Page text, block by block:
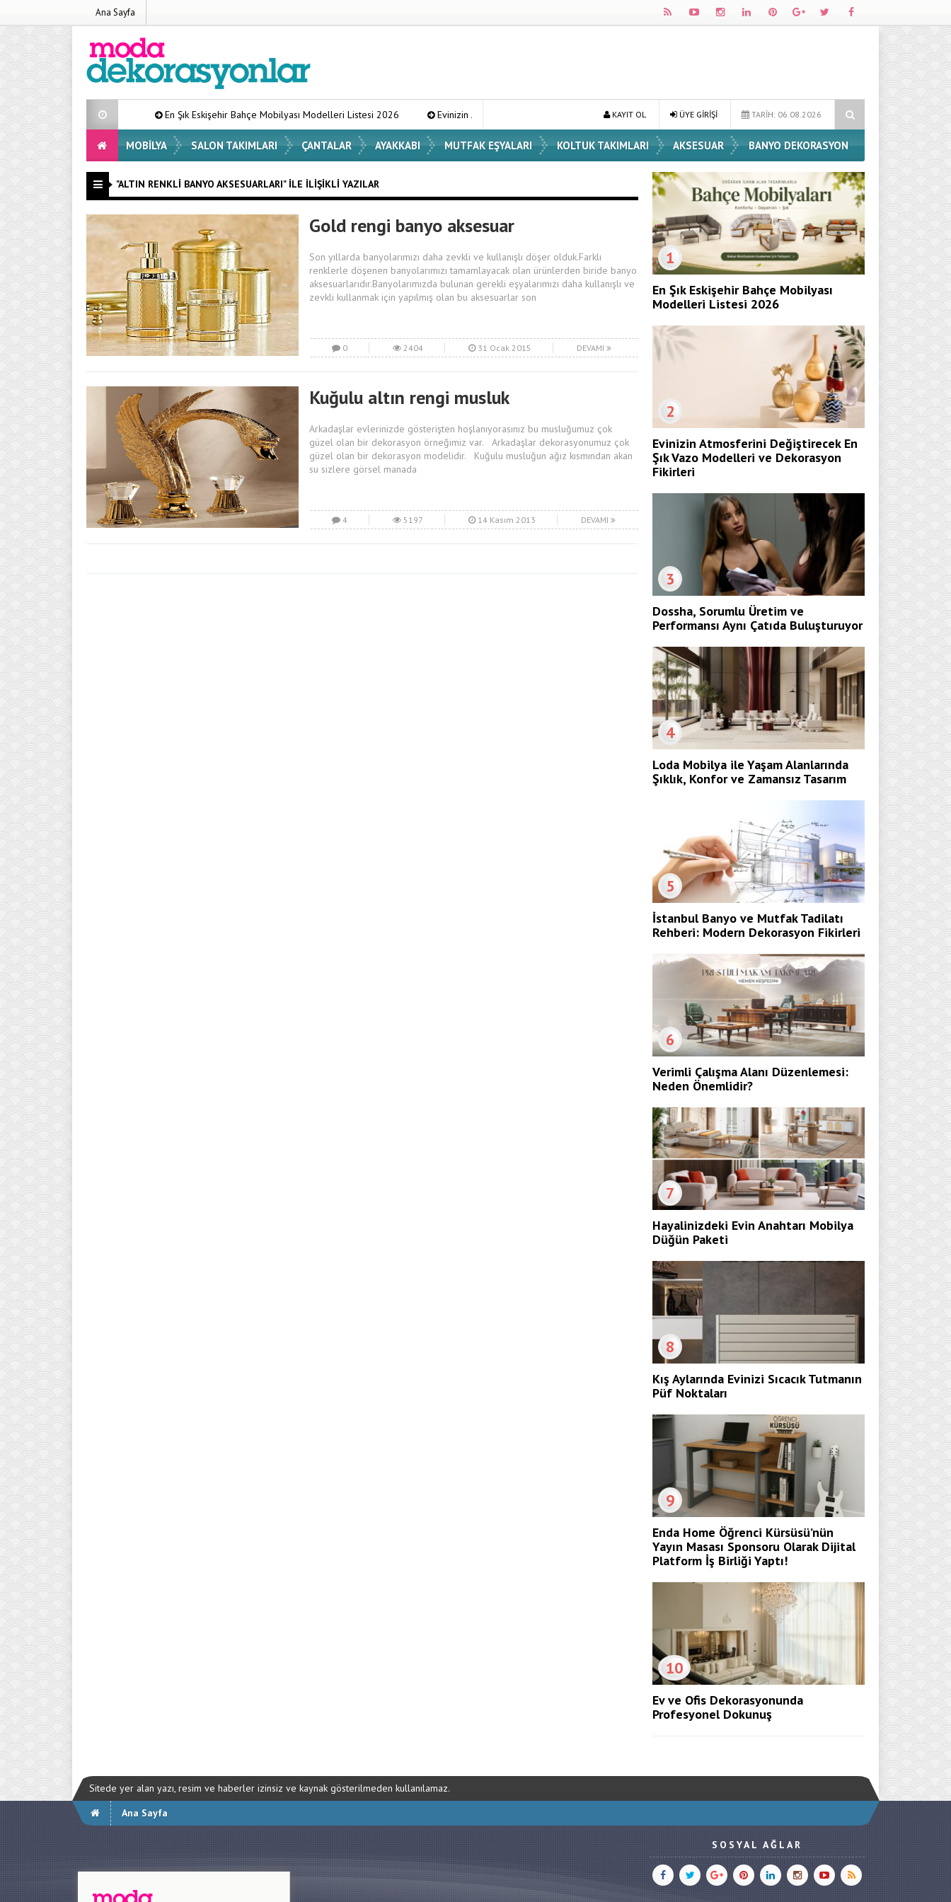
Ana Sayfa
En Şık Eskişehir Bahçe Mobilyası Modelleri Listesi 2026 Evinizin Atmosferini Değiştirecek En Şık Vazo Modelleri ve Dekorasyon Fikirleri Dossha, Sorumlu Üretim ve Performansı
TARİH: 06.08.2026
ÜYE GİRİŞİ
KAYIT OL
MOBILYA SALON TAKIMLARI ÇANTALAR AYAKKABI MUTFAK EŞYALARI KOLTUK TAKIMLARI AKSESUAR BANYO DEKORASYON
"ALTIN RENKLI BANYO AKSESUARLARI" ILE İLIŞIKLI YAZILAR
Gold rengi banyo aksesuar
Son yıllarda banyolarımızı daha zevkli ve kullanışlı döşer olduk.Farklı
renklerle döşenen banyolarımızı tamamlayacak olan ürünlerden biride banyo
aksesuarlarıdır.Banyolarımızda bulunan gerekli eşyalarımızı daha kullanışlı ve
zevkli kullanmak için yapılmış olan bu aksesuarlar son
0 2404 31 Ocak 2015 DEVAMI
Kuğulu altın rengi musluk
Arkadaşlar evlerinizde gösterişten hoşlanıyorasınız bu musluğumuz çok
güzel olan bir dekorasyon örneğimiz var. Arkadaşlar dekorasyonumuz çok
güzel olan bir dekorasyon modelidir. Kuğulu musluğun ağız kısmından akan
su sizlere görsel manada
4 5197 14 Kasım 2013 DEVAMI
1
En Şık Eskişehir Bahçe Mobilyası
Modelleri Listesi 2026
2
Evinizin Atmosferini Değiştirecek En
Şık Vazo Modelleri ve Dekorasyon
Fikirleri
3
Dossha, Sorumlu Üretim ve
Performansı Aynı Çatıda Buluşturuyor
4
Loda Mobilya ile Yaşam Alanlarında
Şıklık, Konfor ve Zamansız Tasarım
5
İstanbul Banyo ve Mutfak Tadilatı
Rehberi: Modern Dekorasyon Fikirleri
6
Verimli Çalışma Alanı Düzenlemesi:
Neden Önemlidir?
7
Hayalinizdeki Evin Anahtarı Mobilya
Düğün Paketi
8
Kış Aylarında Evinizi Sıcacık Tutmanın
Püf Noktaları
9
Enda Home Öğrenci Kürsüsü’nün
Yayın Masası Sponsoru Olarak Dijital
Platform İş Birliği Yaptı!
10
Ev ve Ofis Dekorasyonunda
Profesyonel Dokunuş
Sitede yer alan yazı, resim ve haberler izinsiz ve kaynak gösterilmeden kullanılamaz.
Ana Sayfa
SOSYAL AĞLAR